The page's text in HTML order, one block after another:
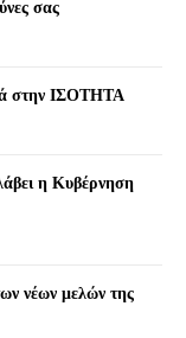
σας
στην ΙΣΟΤΗΤΑ
η Κυβέρνηση
νέων μελών της